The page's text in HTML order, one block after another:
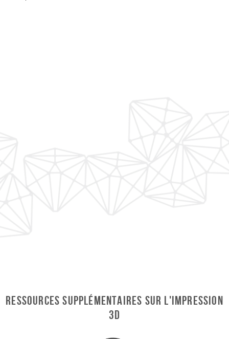
Ressources supplémentaires sur l'impression
3D